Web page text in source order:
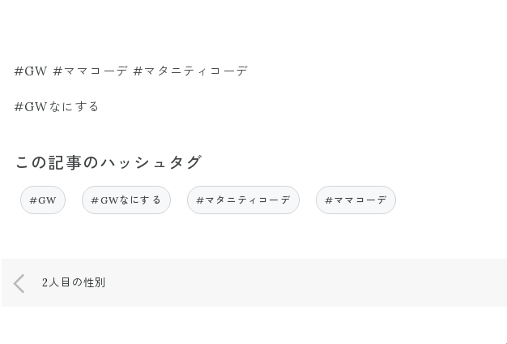
#GW #ママコーデ #マタニティコーデ
#GWなにする
この記事のハッシュタグ
#GW #GWなにする #マタニティコーデ #ママコーデ
2人目の性別